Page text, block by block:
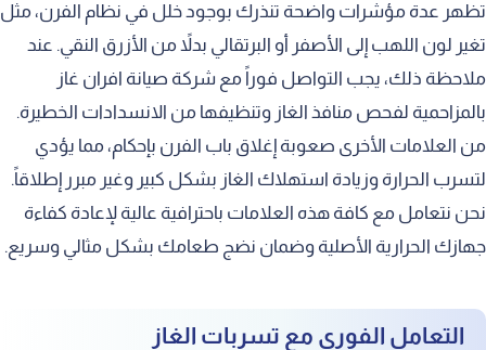
صيانة وإصلاح منظمات الغاز
تغطية خدماتنا في مدينة المزاحمية
التوفير الاقتصادي على المدى الطويل
الضمان الشامل على قطع الغيار
فحص وتغيير زجاج الغطاء العلوي
صيانة إضاءة الفرن الداخلية
تظهر عدة مؤشرات واضحة تنذرك بوجود خلل في نظام الفرن، مثل
تغير لون اللهب إلى الأصفر أو البرتقالي بدلاً من الأزرق النقي. عند
ملاحظة ذلك، يجب التواصل فوراً مع شركة صيانة افران غاز
بالمزاحمية لفحص منافذ الغاز وتنظيفها من الانسدادات الخطيرة.
من العلامات الأخرى صعوبة إغلاق باب الفرن بإحكام، مما يؤدي
لتسرب الحرارة وزيادة استهلاك الغاز بشكل كبير وغير مبرر إطلاقاً.
نحن نتعامل مع كافة هذه العلامات باحترافية عالية لإعادة كفاءة
جهازك الحرارية الأصلية وضمان نضج طعامك بشكل مثالي وسريع.
التعامل الفوري مع تسربات الغاز